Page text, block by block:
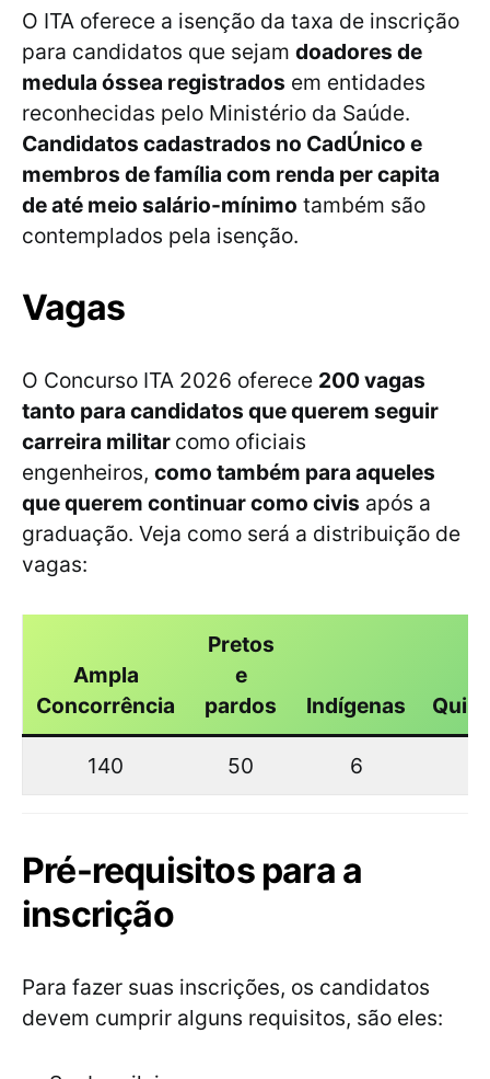
O ITA oferece a isenção da taxa de inscrição
para candidatos que sejam doadores de
medula óssea registrados em entidades
reconhecidas pelo Ministério da Saúde.
Candidatos cadastrados no CadÚnico e
membros de família com renda per capita
de até meio salário-mínimo também são
contemplados pela isenção.
Vagas
O Concurso ITA 2026 oferece 200 vagas
tanto para candidatos que querem seguir
carreira militar como oficiais
engenheiros, como também para aqueles
que querem continuar como civis após a
graduação. Veja como será a distribuição de
vagas:
Ampla
Concorrência
Pretos
e
pardos
Indígenas
140 50 6
Pré-requisitos para a
inscrição
Para fazer suas inscrições, os candidatos
devem cumprir alguns requisitos, são eles: